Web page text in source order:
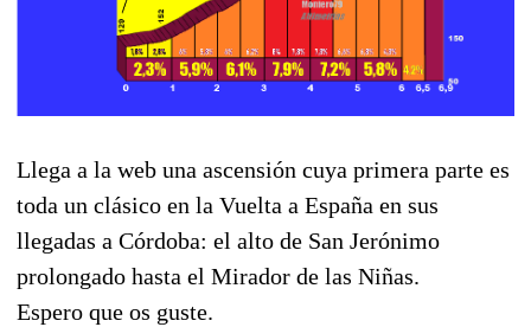
Llega a la web una ascensión cuya primera parte es
toda un clásico en la Vuelta a España en sus
llegadas a Córdoba: el alto de San Jerónimo
prolongado hasta el Mirador de las Niñas.
Espero que os guste.